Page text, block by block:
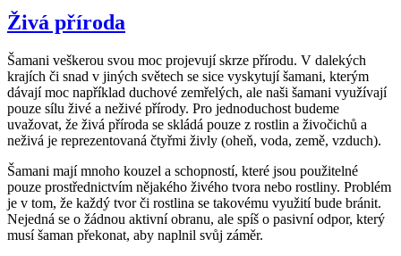
Živá příroda
Šamani veškerou svou moc projevují skrze přírodu. V dalekých
krajích či snad v jiných světech se sice vyskytují šamani, kterým
dávají moc například duchové zemřelých, ale naši šamani využívají
pouze sílu živé a neživé přírody. Pro jednoduchost budeme
uvažovat, že živá příroda se skládá pouze z rostlin a živočichů a
neživá je reprezentovaná čtyřmi živly (oheň, voda, země, vzduch).
Šamani mají mnoho kouzel a schopností, které jsou použitelné
pouze prostřednictvím nějakého živého tvora nebo rostliny. Problém
je v tom, že každý tvor či rostlina se takovému využití bude bránit.
Nejedná se o žádnou aktivní obranu, ale spíš o pasivní odpor, který
musí šaman překonat, aby naplnil svůj záměr.